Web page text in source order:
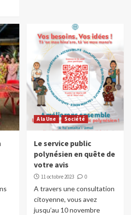
A la Une Société
Le service public
polynésien en quête de
votre avis
11 octobre 2023 0
A travers une consultation
citoyenne, vous avez
jusqu’au 10 novembre